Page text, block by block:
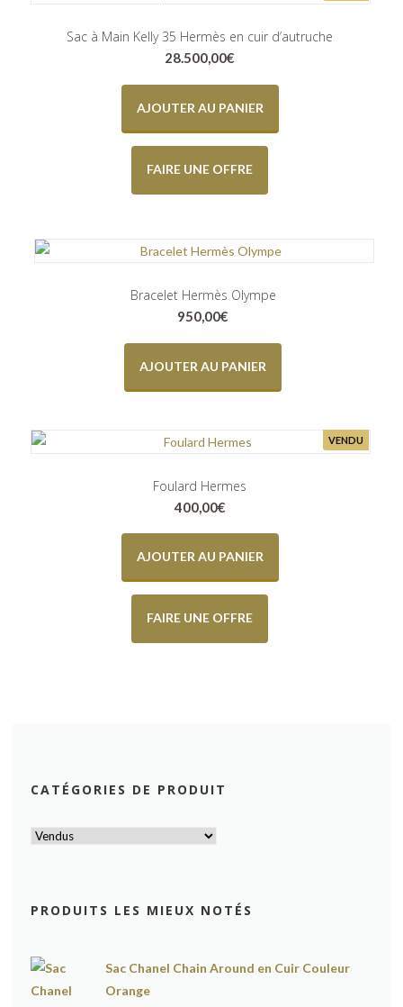
Sac à Main Kelly 35 Hermès en cuir d’autruche
28.500,00€
AJOUTER AU PANIER
FAIRE UNE OFFRE
Bracelet Hermès Olympe
950,00€
AJOUTER AU PANIER
VENDU
Foulard Hermes
400,00€
AJOUTER AU PANIER
FAIRE UNE OFFRE
CATÉGORIES DE PRODUIT
PRODUITS LES MIEUX NOTÉS
Sac Chanel Chain Around en Cuir Couleur
Orange